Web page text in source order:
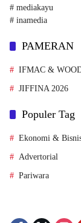
# mediakayu
# inamedia
PAMERAN
IFMAC &
JIFFINA 2026
Populer Tag
Ekonomi &
Advertorial
Pariwara